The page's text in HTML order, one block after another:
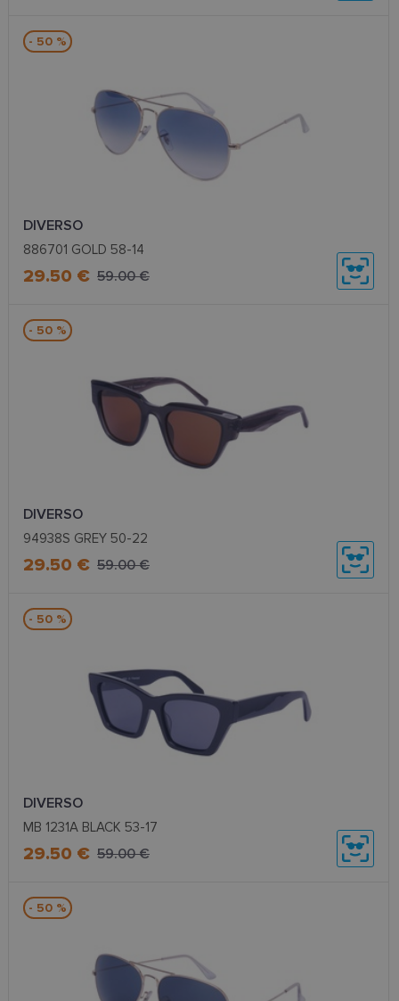
- 50 %
DIVERSO
886701 GOLD 58-14
29.50 € 59.00 €
- 50 %
DIVERSO
94938S GREY 50-22
29.50 € 59.00 €
- 50 %
DIVERSO
MB 1231A BLACK 53-17
29.50 € 59.00 €
- 50 %